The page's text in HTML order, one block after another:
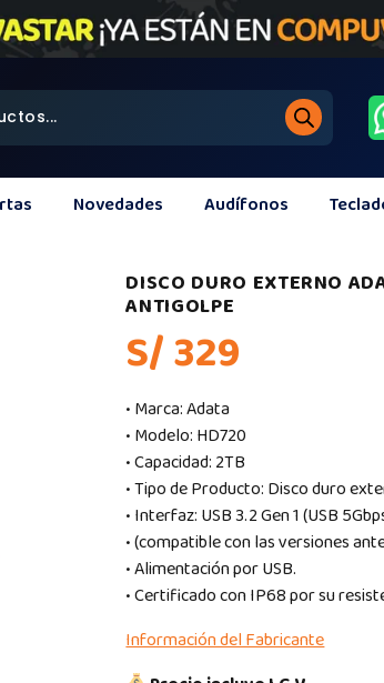
Novedades Audífonos
DISCO DURO EXTERNO
ANTIGOLPE
S/ 329
• Marca: Adata
• Modelo: HD720
• Capacidad: 2TB
• Tipo de Producto: Disco duro
• Interfaz: USB 3.2 Gen 1 (USB
• (compatible con las versiones
• Alimentación por USB.
• Certificado con IP68 por su
Información del Fabricante